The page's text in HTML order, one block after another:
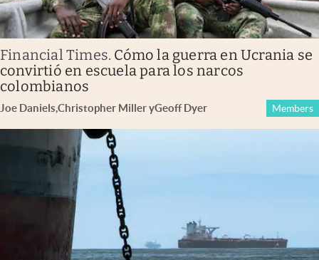
Financial Times. Cómo la guerra en Ucrania se
convirtió en escuela para los narcos
colombianos
Joe Daniels,Christopher MilleryGeoff Dyer Members